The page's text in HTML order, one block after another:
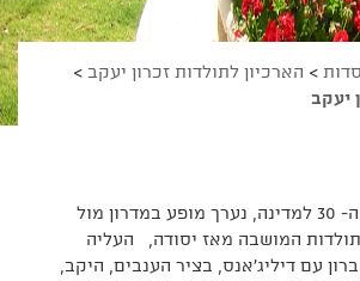
> הארכיון לתולדות זכרון יעקב >
יעקב
ביום העצמאות, ה- 30 למדינה, נערך מופע במדרון מול
תולדות המושבה מאז יסודה, העליה
עם דיליג'אנס, בציר הענבים, היקב,